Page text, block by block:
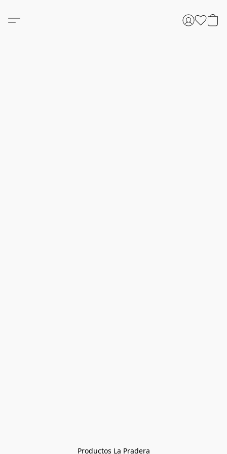
Productos La Pradera